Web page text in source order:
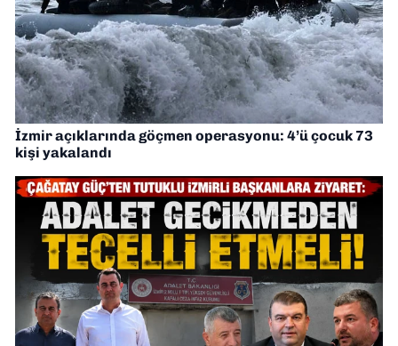
İzmir açıklarında göçmen operasyonu: 4’ü çocuk 73
kişi yakalandı